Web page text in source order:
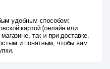
удобным способом:
картой (онлайн или
так и при доставке.
и понятным, чтобы вам